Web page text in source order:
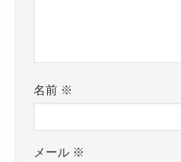
名前 ※
メール ※